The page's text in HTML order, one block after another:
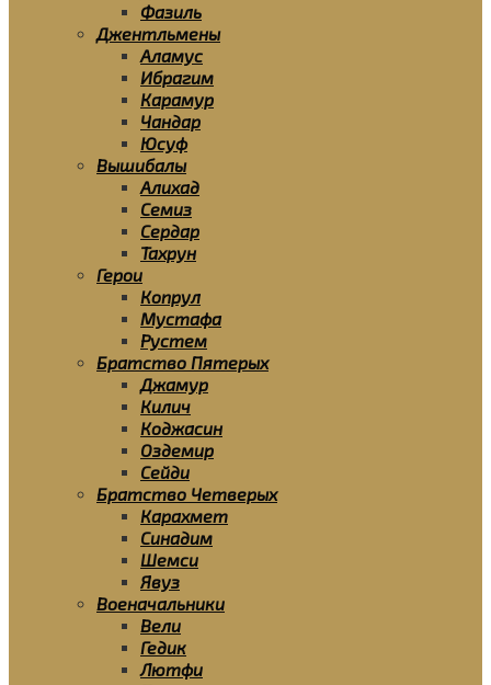
Фазиль
Джентльмены
Аламус
Ибрагим
Карамур
Чандар
Юсуф
Вышибалы
Алихад
Семиз
Сердар
Тахрун
Герои
Копрул
Мустафа
Рустем
Братство Пятерых
Джамур
Килич
Коджасин
Оздемир
Сейди
Братство Четверых
Карахмет
Синадим
Шемси
Явуз
Военачальники
Вели
Гедик
Лютфи